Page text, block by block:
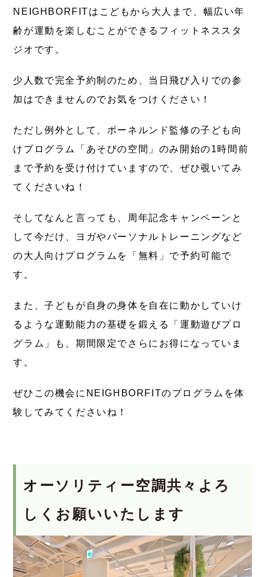
NEIGHBORFITはこどもから大人まで、幅広い年
齢が運動を楽しむことができるフィットネススタ
ジオです。
少人数で完全予約制のため、当日飛び入りでの参
加はできませんのでお気をつけください！
ただし例外として、ボーネルンド監修の子ども向
けプログラム「あそびの空間」のみ開始の1時間前
まで予約を受け付けていますので、ぜひ覗いてみ
てくださいね！
そしてなんと言っても、周年記念キャンペーンと
して今だけ、ヨガやパーソナルトレーニングなど
の大人向けプログラムを「無料」で予約可能で
す。
また、子どもが自身の身体を自在に動かしていけ
るような運動能力の基礎を鍛える「運動遊びプロ
グラム」も、期間限定でさらにお得になっていま
す。
ぜひこの機会にNEIGHBORFITのプログラムを体
験してみてくださいね！
オーソリティー空調共々よろ
しくお願いいたします